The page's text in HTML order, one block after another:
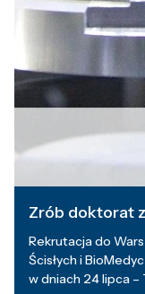
Zrób doktorat
Rekrutacja do
Ścisłych i
w dniach 24 lipca –